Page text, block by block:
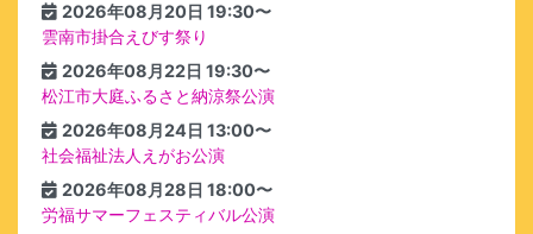
2026年08月20日 19:30〜
雲南市掛合えびす祭り
2026年08月22日 19:30〜
松江市大庭ふるさと納涼祭公演
2026年08月24日 13:00〜
社会福祉法人えがお公演
2026年08月28日 18:00〜
労福サマーフェスティバル公演